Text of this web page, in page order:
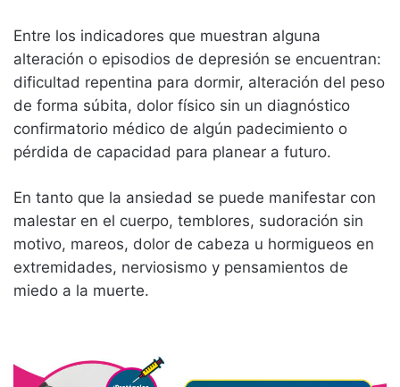
Entre los indicadores que muestran alguna
alteración o episodios de depresión se encuentran:
dificultad repentina para dormir, alteración del peso
de forma súbita, dolor físico sin un diagnóstico
confirmatorio médico de algún padecimiento o
pérdida de capacidad para planear a futuro.
En tanto que la ansiedad se puede manifestar con
malestar en el cuerpo, temblores, sudoración sin
motivo, mareos, dolor de cabeza u hormigueos en
extremidades, nerviosismo y pensamientos de
miedo a la muerte.